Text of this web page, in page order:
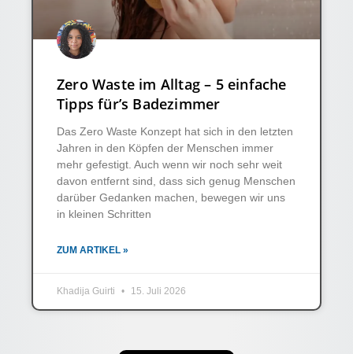
Zero Waste im Alltag – 5 einfache
Tipps für’s Badezimmer
Das Zero Waste Konzept hat sich in den letzten
Jahren in den Köpfen der Menschen immer
mehr gefestigt. Auch wenn wir noch sehr weit
davon entfernt sind, dass sich genug Menschen
darüber Gedanken machen, bewegen wir uns
in kleinen Schritten
ZUM ARTIKEL »
Khadija Guirti 15. Juli 2026